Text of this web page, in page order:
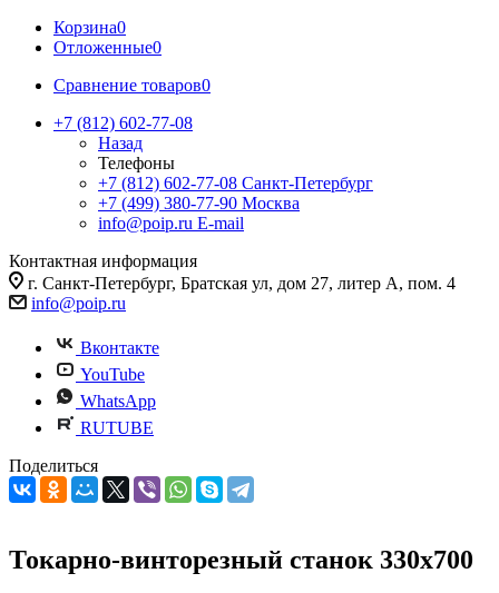
Корзина0
Отложенные0
Сравнение товаров0
+7 (812) 602-77-08
Назад
Телефоны
+7 (812) 602-77-08 Санкт-Петербург
+7 (499) 380-77-90 Москва
info@poip.ru E-mail
Контактная информация
г. Санкт-Петербург, Братская ул, дом 27, литер А, пом. 4
info@poip.ru
Вконтакте
YouTube
WhatsApp
RUTUBE
Поделиться
Токарно-винторезный станок 330x700